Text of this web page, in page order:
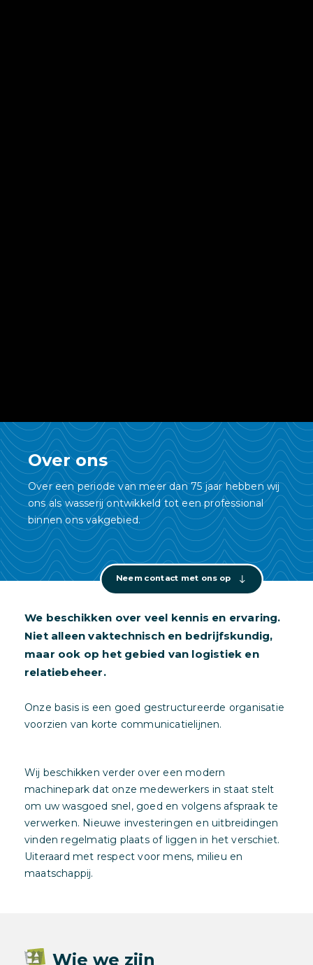
Over ons
Over een periode van meer dan 75 jaar hebben wij
ons als wasserij ontwikkeld tot een professional
binnen ons vakgebied.
Neem contact met ons op
We beschikken over veel kennis en ervaring.
Niet alleen vaktechnisch en bedrijfskundig,
maar ook op het gebied van logistiek en
relatiebeheer.
Onze basis is een goed gestructureerde organisatie
voorzien van korte communicatielijnen.
Wij beschikken verder over een modern
machinepark dat onze medewerkers in staat stelt
om uw wasgoed snel, goed en volgens afspraak te
verwerken. Nieuwe investeringen en uitbreidingen
vinden regelmatig plaats of liggen in het verschiet.
Uiteraard met respect voor mens, milieu en
maatschappij.
Wie we zijn